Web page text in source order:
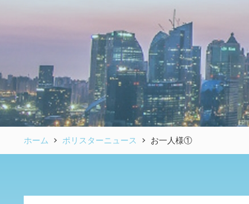
ホーム ポリスターニュース お一人様①